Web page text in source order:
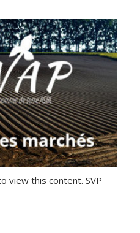
view this content. SVP